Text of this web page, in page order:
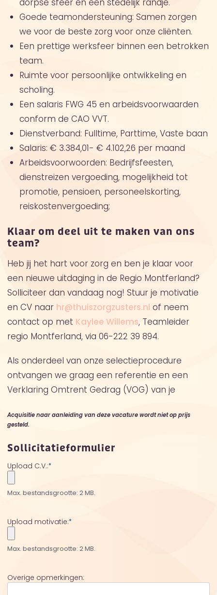
Goede teamondersteuning: Samen zorgen
we voor de beste zorg voor onze cliënten.
Een prettige werksfeer binnen een betrokken
team.
Ruimte voor persoonlijke ontwikkeling en
scholing.
Een salaris FWG 45 en arbeidsvoorwaarden
conform de CAO VVT.
Dienstverband: Fulltime, Parttime, Vaste baan
Salaris: € 3.384,01- € 4.102,26 per maand
Arbeidsvoorwoorden: Bedrijfsfeesten,
dienstreizen vergoeding, mogelijkheid tot
promotie, pensioen, personeelskorting,
reiskostenvergoeding;
Klaar om deel uit te maken van ons
team?
Heb jij het hart voor zorg en ben je klaar voor
een nieuwe uitdaging in de Regio Montferland?
Solliciteer dan vandaag nog! Stuur je motivatie
en CV naar hr@thuiszorgzusters.nl of neem
contact op met Kaylee Willems, Teamleider
regio Montferland, via 06-222 39 894.
Als onderdeel van onze selectieprocedure
ontvangen we graag een referentie en een
Verklaring Omtrent Gedrag (VOG) van je
Acquisitie naar aanleiding van deze vacature wordt niet op prijs
gesteld.
Sollicitatieformulier
Upload C.V.:*
Max. bestandsgrootte: 2 MB.
Upload motivatie:*
Max. bestandsgrootte: 2 MB.
Overige opmerkingen: